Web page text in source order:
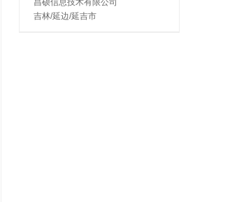
昌硕信息技术有限公司
吉林/延边/延吉市